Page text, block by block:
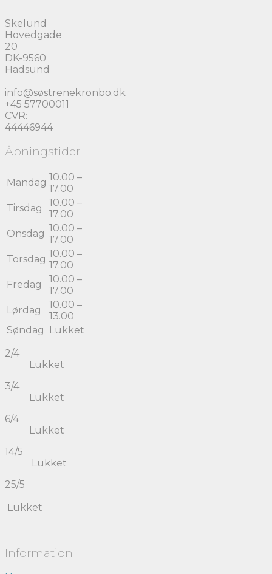
Skelund
Hovedgade
20
DK-9560
Hadsund
info@søstrenekronbo.dk
+45 57700011
CVR:
44446944
Åbningstider
Mandag 10.00 –
17.00
Tirsdag
10.00 –
17.00
Onsdag 10.00 –
17.00
Torsdag 10.00 –
17.00
Fredag
10.00 –
17.00
Lørdag
10.00 –
13.00
Søndag
Lukket
2/4
Lukket
3/4
Lukket
6/4
Lukket
14/5
Lukket
25/5
Lukket
Information